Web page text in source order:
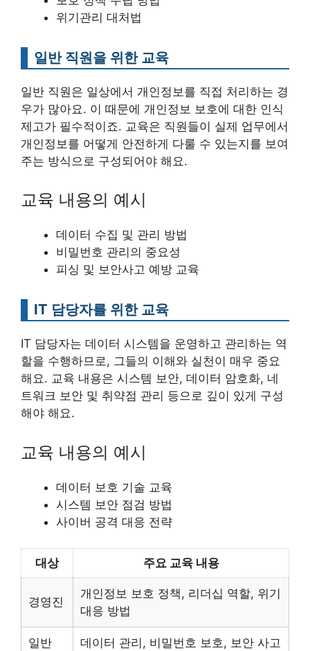
위기관리 대처법
일반 직원을 위한 교육
일반 직원은 일상에서 개인정보를 직접 처리하는 경
우가 많아요. 이 때문에 개인정보 보호에 대한 인식
제고가 필수적이죠. 교육은 직원들이 실제 업무에서
개인정보를 어떻게 안전하게 다룰 수 있는지를 보여
주는 방식으로 구성되어야 해요.
교육 내용의 예시
데이터 수집 및 관리 방법
비밀번호 관리의 중요성
피싱 및 보안사고 예방 교육
IT 담당자를 위한 교육
IT 담당자는 데이터 시스템을 운영하고 관리하는 역
할을 수행하므로, 그들의 이해와 실천이 매우 중요
해요. 교육 내용은 시스템 보안, 데이터 암호화, 네
트워크 보안 및 취약점 관리 등으로 깊이 있게 구성
해야 해요.
교육 내용의 예시
데이터 보호 기술 교육
시스템 보안 점검 방법
사이버 공격 대응 전략
대상 주요 교육 내용
경영진
개인정보 보호 정책, 리더십 역할, 위기
대응 방법
일반
데이터 관리, 비밀번호 보호, 보안 사고